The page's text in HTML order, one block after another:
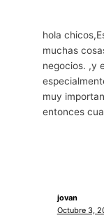
hola
muchas
negocios. ,y
muy
entonces
jovan
Octubre 3,